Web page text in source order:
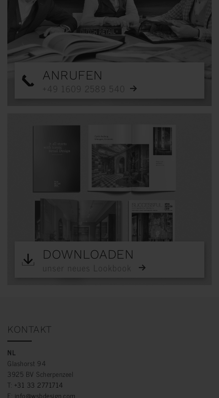
ANRUFEN
+49 1609 2589 540
DOWNLOADEN
unser neues Lookbook
KONTAKT
NL
Glashorst 94
3925 BV Scherpenzeel
T: +31 33 2771714
E: info@wsbdesign.com